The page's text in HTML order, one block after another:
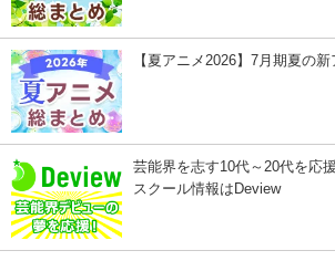
【夏アニメ2026】7月期夏の
芸能界を志す10代～20代を応
スクール情報はDeview